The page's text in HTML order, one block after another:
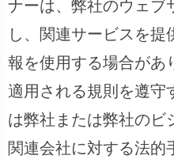
ナーは、弊社のウェブ
し、関連サービスを
報を使用する場合があ
適用される規則を遵守
は弊社または弊社の
関連会社に対する法的